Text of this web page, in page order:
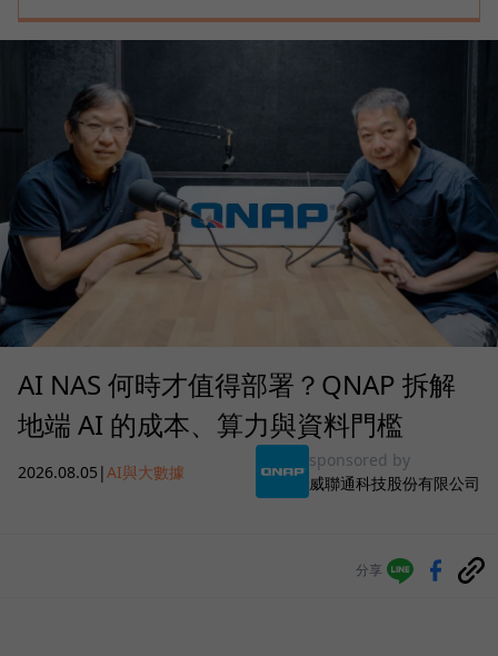
AI NAS 何時才值得部署？QNAP 拆解
地端 AI 的成本、算力與資料門檻
2026.08.05 |AI與大數據
sponsored by
威聯通科技股份有限公司
分享